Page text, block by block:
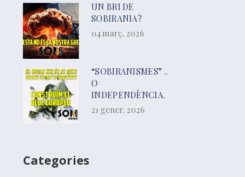
UN BRI DE
SOBIRANIA?
04 març, 2026
“SOBIRANISMES” ..
O
INDEPENDÈNCIA.
21 gener, 2026
Categories